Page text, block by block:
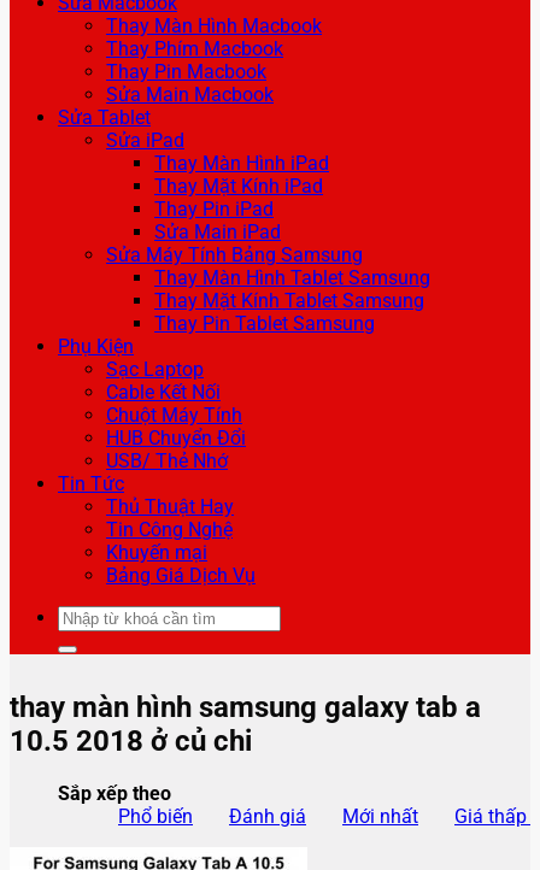
Thay Màn Hình Macbook
Thay Phím Macbook
Thay Pin Macbook
Sửa Main Macbook
Sửa Tablet
Sửa iPad
Thay Màn Hình iPad
Thay Mặt Kính iPad
Thay Pin iPad
Sửa Main iPad
Sửa Máy Tính Bảng Samsung
Thay Màn Hình Tablet Samsung
Thay Mặt Kính Tablet Samsung
Thay Pin Tablet Samsung
Phụ Kiện
Sạc Laptop
Cable Kết Nối
Chuột Máy Tính
HUB Chuyển Đổi
USB/ Thẻ Nhớ
Tin Tức
Thủ Thuật Hay
Tin Công Nghệ
Khuyến mại
Bảng Giá Dịch Vụ
Tìm
kiếm:
thay màn hình samsung galaxy tab a
10.5 2018 ở củ chi
Sắp xếp theo
Phổ biến
Đánh giá Mới nhất Giá thấp